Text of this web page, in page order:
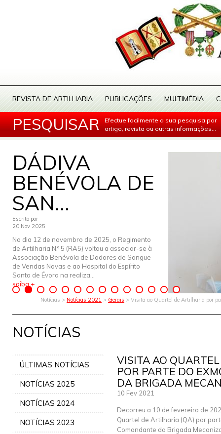
REVISTA DE ARTILHARIA PUBLICAÇÕES MULTIMÉDIA
PESQUISAR
Efectue facilmente a sua pesquisa por
artigo, revista ou outras informações...
DÁDIVA
BENÉVOLA DE
SAN...
Escrito por
20 Nov 2025
No dia 12 de novembro de 2025, o Regimento
de Artilharia N.º 5 (RA5) voltou a associar-se à
Associação Benévola de Dadores de Sangue
de Vendas Novas e ao Hospital do Espírito
Santo de Évora na realiza...
saiba +
Notícias > Notícias 2021 > Gerais > Visita ao Quartel de Artilharia por
NOTÍCIAS
ÚLTIMAS NOTÍCIAS
NOTÍCIAS 2025
NOTÍCIAS 2024
NOTÍCIAS 2023
VISITA AO
POR PARTE DO
DA BRIGADA
10 Fev 2021
Decorreu a 10 de fevereiro de
Quartel de Artilharia (QA) por
Comandante da Brigada